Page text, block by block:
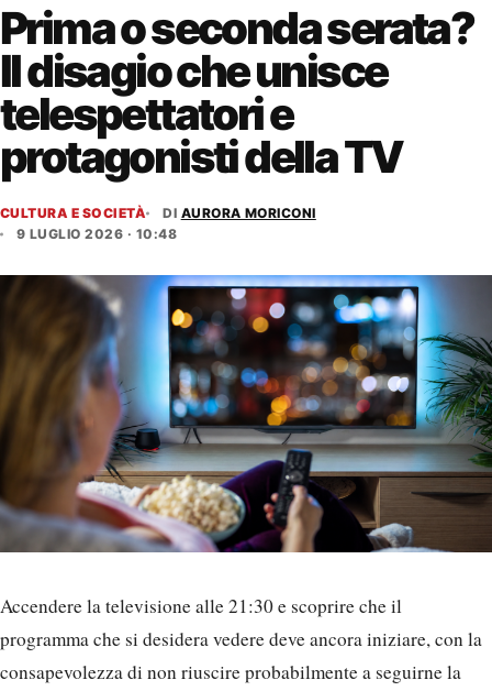
Prima o seconda serata?
Il disagio che unisce
telespettatori e
protagonisti della TV
CULTURA E SOCIETÀ DI AURORA MORICONI
9 LUGLIO 2026 · 10:48
Accendere la televisione alle 21:30 e scoprire che il
programma che si desidera vedere deve ancora iniziare, con la
consapevolezza di non riuscire probabilmente a seguirne la